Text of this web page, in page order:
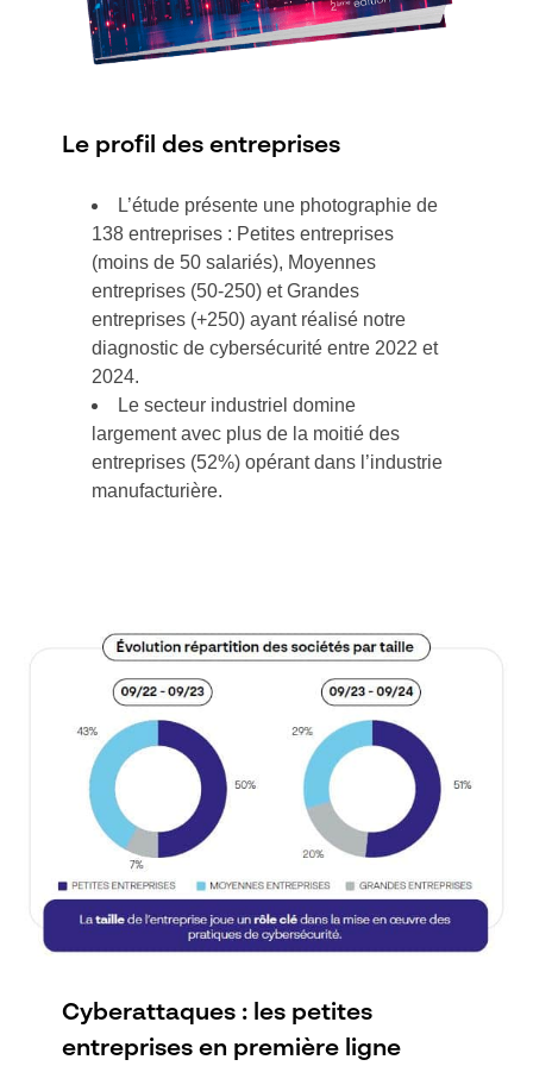
Le profil des entreprises
L’étude présente une photographie de
138 entreprises : Petites entreprises
(moins de 50 salariés), Moyennes
entreprises (50-250) et Grandes
entreprises (+250) ayant réalisé notre
diagnostic de cybersécurité entre 2022 et
2024.
Le secteur industriel domine
largement avec plus de la moitié des
entreprises (52%) opérant dans l’industrie
manufacturière.
Cyberattaques : les petites
entreprises en première ligne